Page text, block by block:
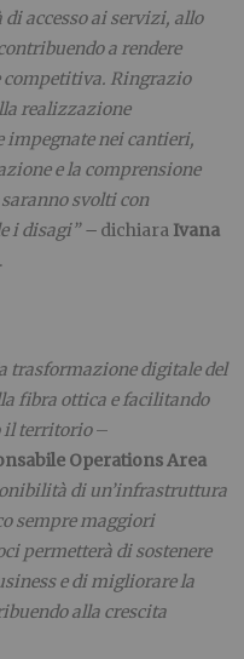
accesso ai servizi, allo
a rendere
competitiva. Ringrazio
realizzazione
impegnate nei cantieri,
e la comprensione
svolti con
i disagi” – dichiara Ivana
.
trasformazione digitale del
fibra ottica e facilitando
il territorio–
Operations Area
di un’infrastruttura
sempre maggiori
permetterà di sostenere
e di migliorare la
alla crescita